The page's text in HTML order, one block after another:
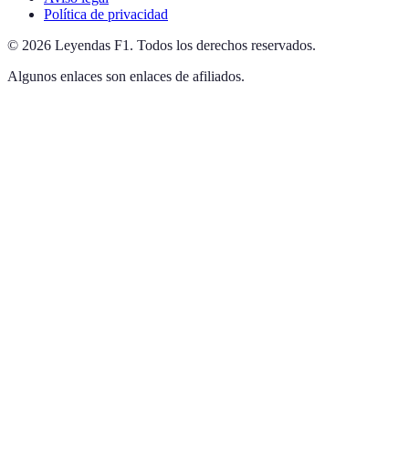
Política de privacidad
© 2026 Leyendas F1 . Todos los derechos reservados.
Algunos enlaces son enlaces de afiliados.